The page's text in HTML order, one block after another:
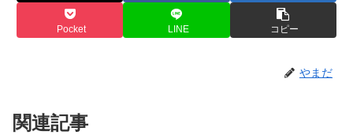
Pocket LINE コピー
やまだ
関連記事